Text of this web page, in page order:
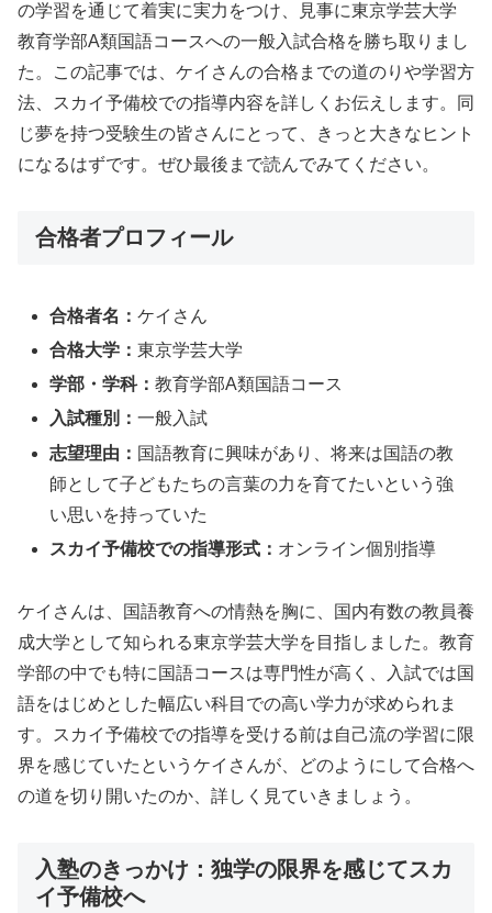
の学習を通じて着実に実力をつけ、見事に東京学芸大学
教育学部A類国語コースへの一般入試合格を勝ち取りまし
た。この記事では、ケイさんの合格までの道のりや学習方
法、スカイ予備校での指導内容を詳しくお伝えします。同
じ夢を持つ受験生の皆さんにとって、きっと大きなヒント
になるはずです。ぜひ最後まで読んでみてください。
合格者プロフィール
合格者名：ケイさん
合格大学：東京学芸大学
学部・学科：教育学部A類国語コース
入試種別：一般入試
志望理由： 国語教育に興味があり、将来は国語の教
師として子どもたちの言葉の力を育てたいという強
い思いを持っていた
スカイ予備校での指導形式： オンライン個別指導
ケイさんは、国語教育への情熱を胸に、国内有数の教員養
成大学として知られる東京学芸大学を目指しました。教育
学部の中でも特に国語コースは専門性が高く、入試では国
語をはじめとした幅広い科目での高い学力が求められま
す。スカイ予備校での指導を受ける前は自己流の学習に限
界を感じていたというケイさんが、どのようにして合格へ
の道を切り開いたのか、詳しく見ていきましょう。
入塾のきっかけ：独学の限界を感じてスカ
イ予備校へ